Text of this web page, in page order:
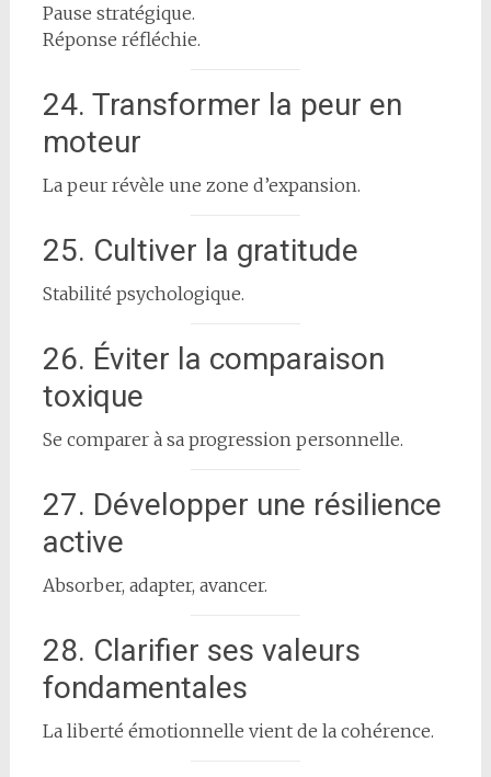
Pause stratégique.
Réponse réfléchie.
24. Transformer la peur en
moteur
La peur révèle une zone d’expansion.
25. Cultiver la gratitude
Stabilité psychologique.
26. Éviter la comparaison
toxique
Se comparer à sa progression personnelle.
27. Développer une résilience
active
Absorber, adapter, avancer.
28. Clarifier ses valeurs
fondamentales
La liberté émotionnelle vient de la cohérence.